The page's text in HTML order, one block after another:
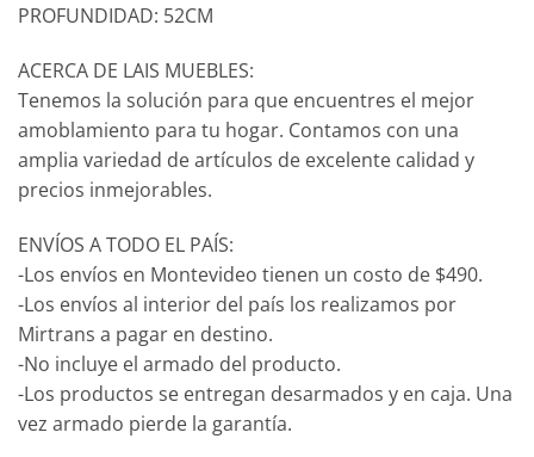
PROFUNDIDAD: 52CM
ACERCA DE LAIS MUEBLES:
Tenemos la solución para que encuentres el mejor
amoblamiento para tu hogar. Contamos con una
amplia variedad de artículos de excelente calidad y
precios inmejorables.
ENVÍOS A TODO EL PAÍS:
-Los envíos en Montevideo tienen un costo de $490.
-Los envíos al interior del país los realizamos por
Mirtrans a pagar en destino.
-No incluye el armado del producto.
-Los productos se entregan desarmados y en caja. Una
vez armado pierde la garantía.